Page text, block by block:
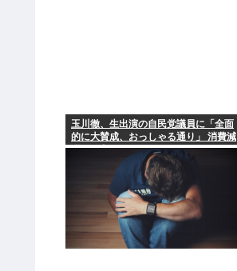
玉川徹、生出演の自民党議員に「全面
的に大賛成、おっしゃる通り」 消費減
税への主張めぐり